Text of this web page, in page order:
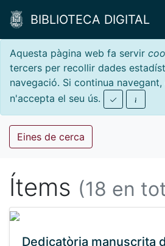
BIBLIOTECA DIGITAL
Aquesta pàgina web fa servir
tercers per recollir dades
navegació. Si continua
n'accepta el seu ús.
Eines de cerca
Ítems (18 en
Dedicatòria manuscrita